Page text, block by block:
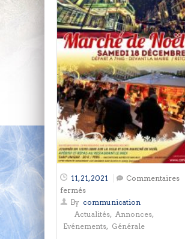
11, 21, 2021
Commentaires
ferméssur
MARCHÉ
DE
NOËL
By communication
Actualités, Annonces,
Evénements, Générale